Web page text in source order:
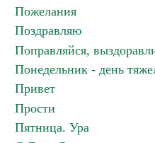
Пожелания
Поздравляю
Поправляйся,
Понедельник - день
Привет
Прости
Пятница. Ура